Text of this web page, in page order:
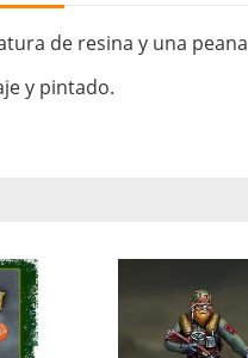
de resina y una peana
y pintado.